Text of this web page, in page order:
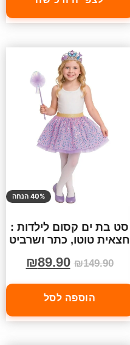
40% הנחה
סט בת ים קסום לילדות :
חצאית טוטו, כתר ושרביט
₪149.90
₪89.90
הוספה לסל